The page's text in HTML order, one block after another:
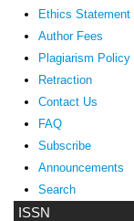
ISSN
Ethics Statement
Author Fees
Plagiarism Policy
Retraction
Contact Us
FAQ
Subscribe
Announcements
Search